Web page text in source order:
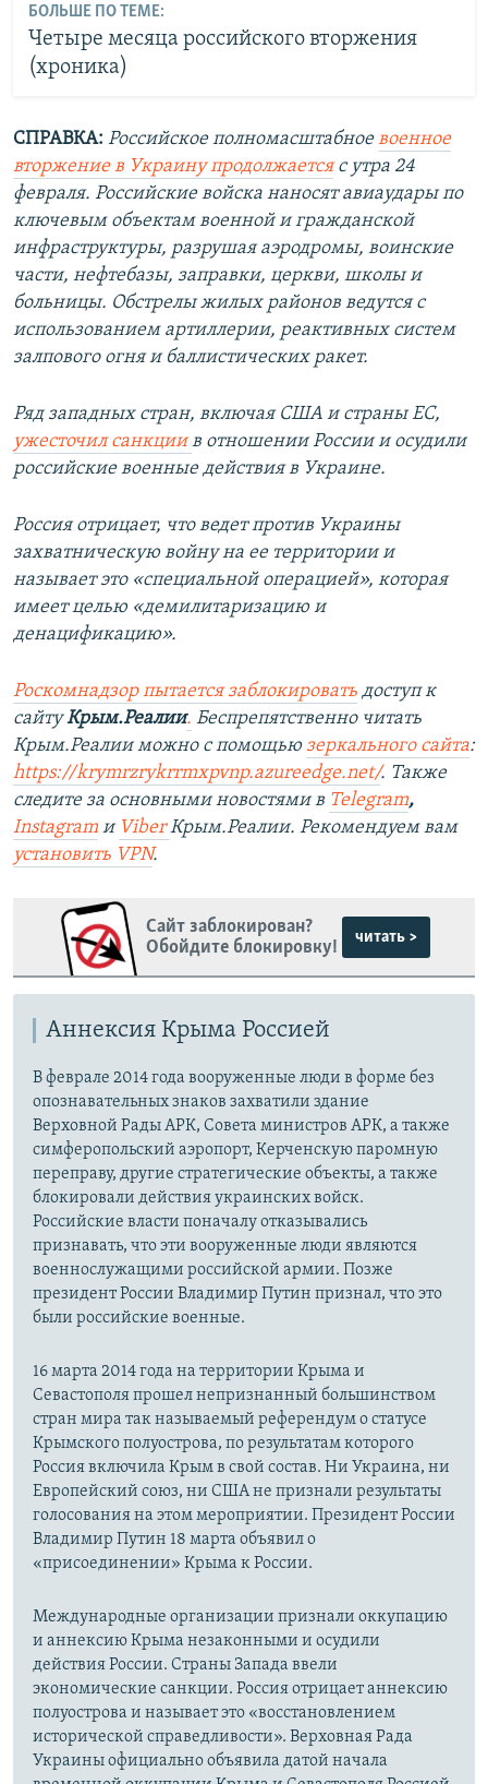
БОЛЬШЕ ПО ТЕМЕ:
Четыре месяца российского вторжения
(хроника)
СПРАВКА: Российское полномасштабноевоенное
вторжение в Украину продолжаетсяс утра 24
февраля. Российские войска наносят авиаудары по
ключевым объектам военной и гражданской
инфраструктуры, разрушая аэродромы, воинские
части, нефтебазы, заправки, церкви, школы и
больницы. Обстрелы жилых районов ведутся с
использованием артиллерии, реактивных систем
залпового огня и баллистических ракет.
Ряд западных стран, включая США и страны ЕС,
ужесточил санкциив отношении России и осудили
российские военные действия в Украине.
Россия отрицает, что ведет против Украины
захватническую войну на ее территории и
называет это «специальной операцией», которая
имеет целью «демилитаризацию и
денацификацию».
Роскомнадзор пытается заблокировать доступ к
сайтуКрым.Реалии. Беспрепятственно читать
Крым.Реалии можно с помощью зеркального сайта:
https://krymrzrykrrmxpvnp.azureedge.net/. Также
следите за основными новостями в Telegram,
Instagram и ViberКрым.Реалии. Рекомендуем вам
установить VPN.
Сайт заблокирован?
Обойдите блокировку!
читать >
Аннексия Крыма Россией
В феврале 2014 года вооруженные люди в форме без
опознавательных знаков захватили здание
Верховной Рады АРК, Совета министров АРК, а также
симферопольский аэропорт, Керченскую паромную
переправу, другие стратегические объекты, а также
блокировали действия украинских войск.
Российские власти поначалу отказывались
признавать, что эти вооруженные люди являются
военнослужащими российской армии. Позже
президент России Владимир Путин признал, что это
были российские военные.
16 марта 2014 года на территории Крыма и
Севастополя прошел непризнанный большинством
стран мира так называемый референдум о статусе
Крымского полуострова, по результатам которого
Россия включила Крым в свой состав. Ни Украина, ни
Европейский союз, ни США не признали результаты
голосования на этом мероприятии. Президент России
Владимир Путин 18 марта объявил о
«присоединении» Крыма к России.
Международные организации признали оккупацию
и аннексию Крыма незаконными и осудили
действия России. Страны Запада ввели
экономические санкции. Россия отрицает аннексию
полуострова и называет это «восстановлением
исторической справедливости». Верховная Рада
Украины официально объявила датой начала